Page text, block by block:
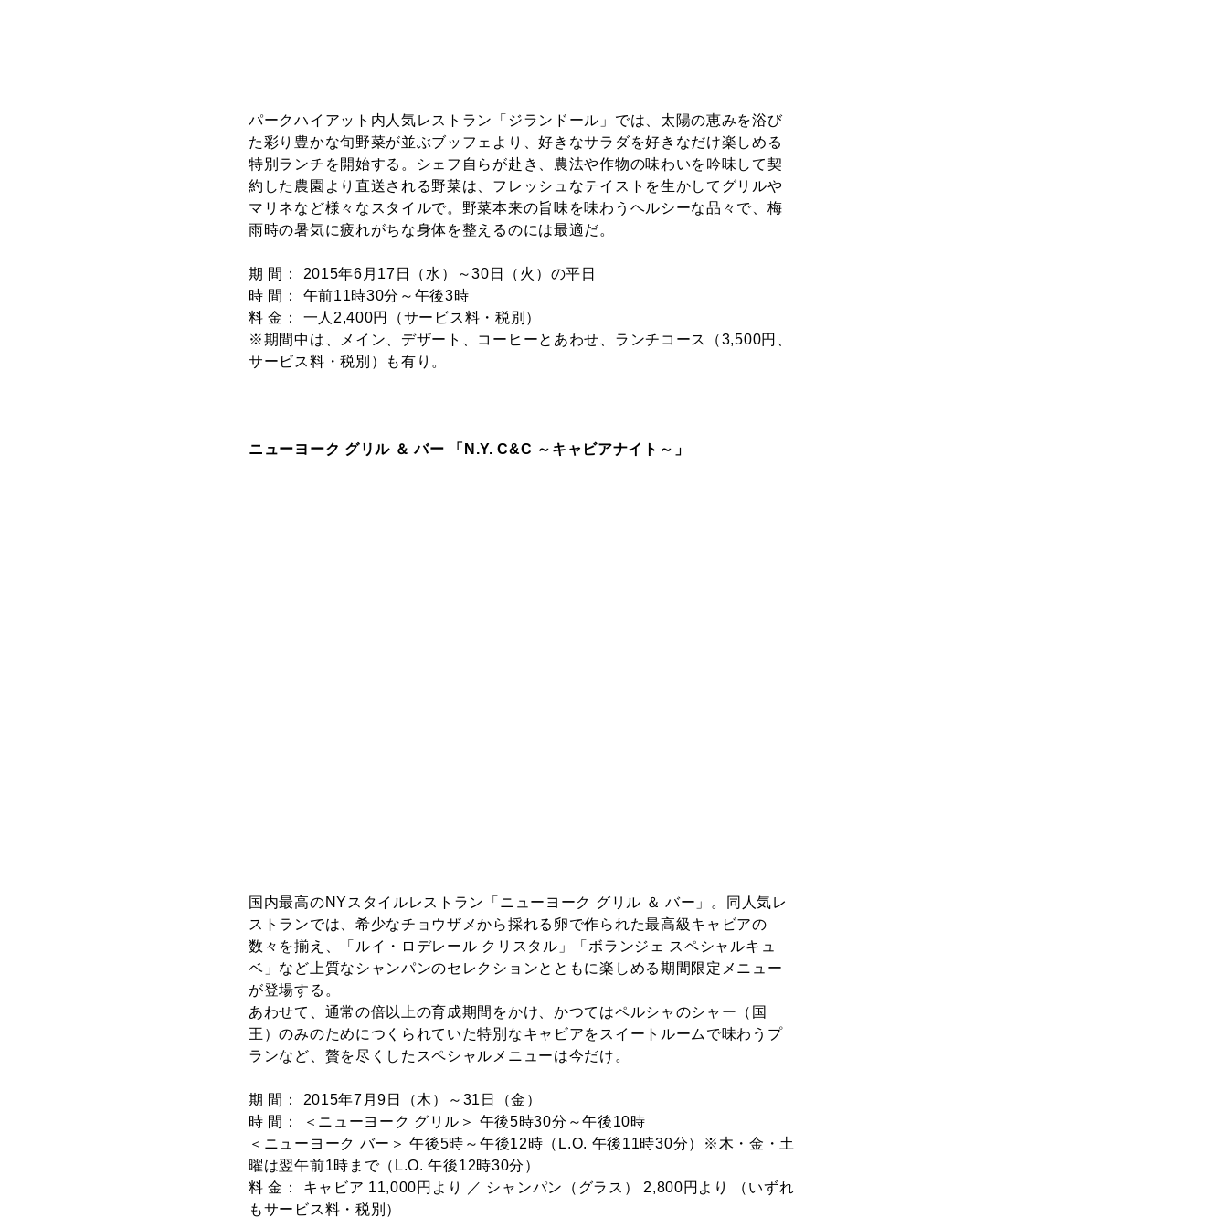
パークハイアット内人気レストラン「ジランドール」では、太陽の恵みを浴び
た彩り豊かな旬野菜が並ぶブッフェより、好きなサラダを好きなだけ楽しめる
特別ランチを開始する。シェフ自らが赴き、農法や作物の味わいを吟味して契
約した農園より直送される野菜は、フレッシュなテイストを生かしてグリルや
マリネなど様々なスタイルで。野菜本来の旨味を味わうヘルシーな品々で、梅
雨時の暑気に疲れがちな身体を整えるのには最適だ。
期 間： 2015年6月17日（水）～30日（火）の平日
時 間： 午前11時30分～午後3時
料 金： 一人2,400円（サービス料・税別）
※期間中は、メイン、デザート、コーヒーとあわせ、ランチコース（3,500円、
サービス料・税別）も有り。
ニューヨーク グリル ＆ バー 「N.Y. C&C ～キャビアナイト～」
国内最高のNYスタイルレストラン「ニューヨーク グリル ＆ バー」。同人気レ
ストランでは、希少なチョウザメから採れる卵で作られた最高級キャビアの
数々を揃え、「ルイ・ロデレール クリスタル」「ボランジェ スペシャルキュ
ベ」など上質なシャンパンのセレクションとともに楽しめる期間限定メニュー
が登場する。
あわせて、通常の倍以上の育成期間をかけ、かつてはペルシャのシャー（国
王）のみのためにつくられていた特別なキャビアをスイートルームで味わうプ
ランなど、贅を尽くしたスペシャルメニューは今だけ。
期 間： 2015年7月9日（木）～31日（金）
時 間： ＜ニューヨーク グリル＞ 午後5時30分～午後10時
＜ニューヨーク バー＞ 午後5時～午後12時（L.O. 午後11時30分）※木・金・土
曜は翌午前1時まで（L.O. 午後12時30分）
料 金： キャビア 11,000円より ／ シャンパン（グラス） 2,800円より （いずれ
もサービス料・税別）